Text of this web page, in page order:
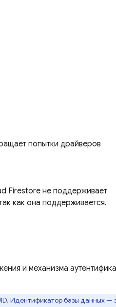
попытки драйверов
Firestoreне поддерживает
как она поддерживается.
и механизма
Идентификатор базы данных —